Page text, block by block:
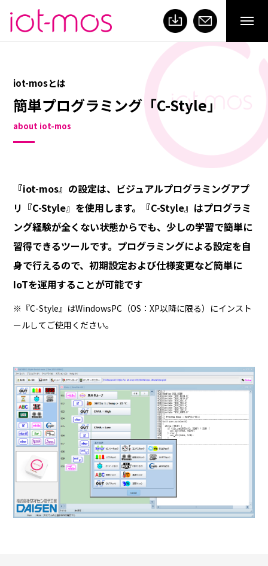
iot-mosとは
簡単プログラミング 「C-Style」
about iot-mos
『iot-mos』の設定は、ビジュアルプログラミングアプ
リ『C-Style』を使用します。『C-Style』はプログラミ
ング経験が全くない状態からでも、少しの学習で簡単に
習得できるツールです。プログラミングによる設定を自
身で行えるので、初期設定および仕様変更など簡単に
IoTを運用することが可能です
※『C-Style』はWindowsPC（OS：XP以降に限る）にインスト
ールしてご使用ください。